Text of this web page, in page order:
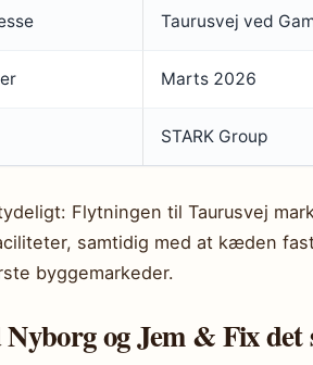
Taurusvej ved
Marts 2026
STARK Group
Flytningen til Taurusvej
samtidig med at kæden
byggemarkeder.
og Jem & Fix det